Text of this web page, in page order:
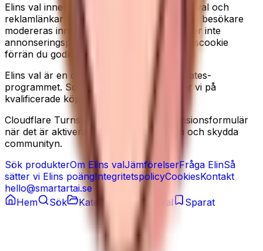
Elins val innehåller redaktionella produkturval och
reklamlänkar till Amazon. Recensioner från besökare
modereras innan de publiceras. Vi använder inte
annonseringspixlar, och sätter ingen analyscookie
förrän du godkänner det i cookiebannern.
Elins val är en deltagare i Amazon Associates-
programmet. Som Amazon-partner tjänar vi på
kvalificerade köp.
Cloudflare Turnstile kan laddas på recensionsformulär
när det är aktiverat, för att minska spam och skydda
communityn.
Sök produkterOm Elins valJämförelserFråga ElinSå
sätter vi Elins poängIntegritetspolicyCookiesKontakt
hello@smartartai.se
Hem
Sök Kategorier Elins val Sparat